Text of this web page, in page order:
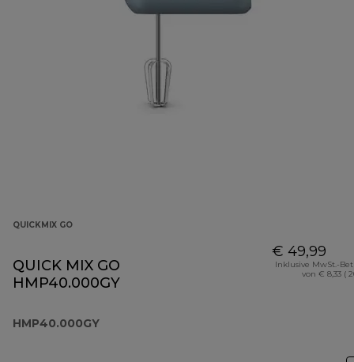
QUICKMIX GO
QUICK MIX GO
HMP40.000GY
HMP40.000GY
€ 49,99
Inklusive MwSt.-
von € 8,33 (